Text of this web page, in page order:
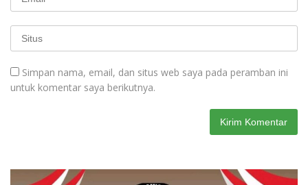
Simpan nama, email, dan situs web saya pada peramban ini
untuk komentar saya berikutnya.